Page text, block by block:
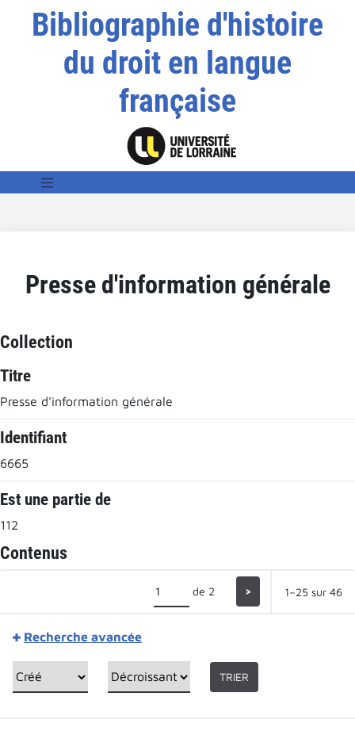
Bibliographie d'histoire
du droit en langue
française
Presse d'information générale
Collection
Titre
Presse d'information générale
Identifiant
6665
Est une partie de
112
Contenus
de 2 > 1–25 sur 46
Recherche avancée
TRIER